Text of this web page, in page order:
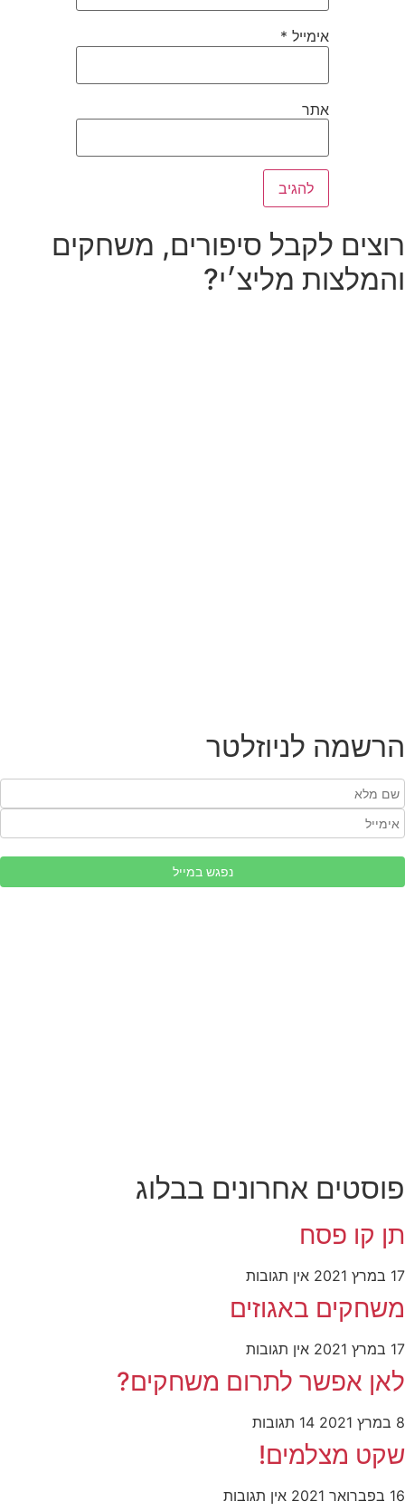
אימייל *
אתר
רוצים לקבל סיפורים, משחקים
והמלצות מליצ׳י?
הרשמה לניוזלטר
פוסטים אחרונים בבלוג
תן קו פסח
17 במרץ 2021 אין תגובות
משחקים באגוזים
17 במרץ 2021 אין תגובות
לאן אפשר לתרום משחקים?
8 במרץ 2021 14 תגובות
שקט מצלמים!
16 בפברואר 2021 אין תגובות